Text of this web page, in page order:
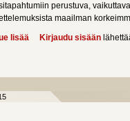
perustuva,
maailman
lisää about Everest
Kirjaudu sisään